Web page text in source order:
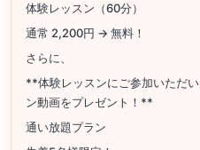
体験レッスン（60分）
通常 2,200円 → 無料！
さらに、
**体験レッスンにご参加いただ
ン動画をプレゼント！**
通い放題プラン